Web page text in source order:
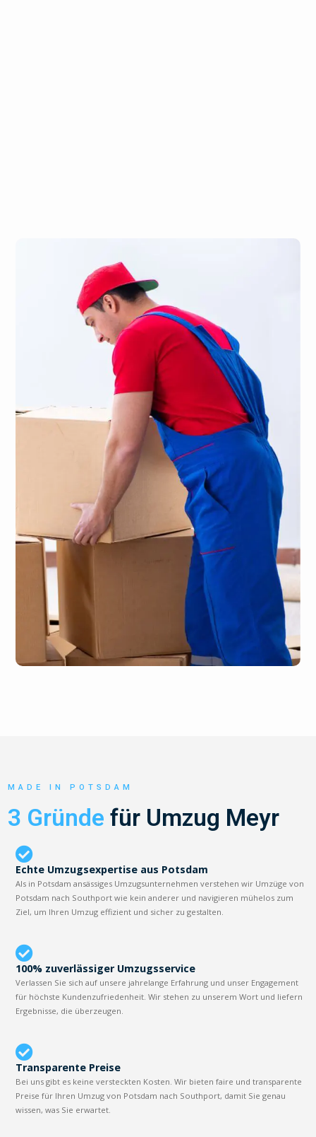
MADE IN POTSDAM
3 Gründe für Umzug Meyr
Echte Umzugsexpertise aus Potsdam
Als in Potsdam ansässiges Umzugsunternehmen verstehen wir Umzüge von
Potsdam nach Southport wie kein anderer und navigieren mühelos zum
Ziel, um Ihren Umzug effizient und sicher zu gestalten.
100% zuverlässiger Umzugsservice
Verlassen Sie sich auf unsere jahrelange Erfahrung und unser Engagement
für höchste Kundenzufriedenheit. Wir stehen zu unserem Wort und liefern
Ergebnisse, die überzeugen.
Transparente Preise
Bei uns gibt es keine versteckten Kosten. Wir bieten faire und transparente
Preise für Ihren Umzug von Potsdam nach Southport, damit Sie genau
wissen, was Sie erwartet.